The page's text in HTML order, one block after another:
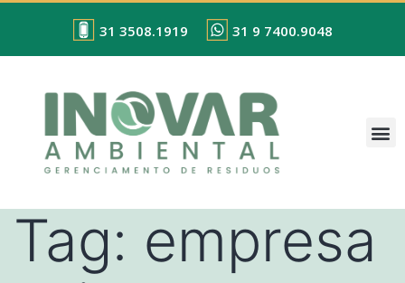
31 3508.1919 31 9 7400.9048
Tag: empresa